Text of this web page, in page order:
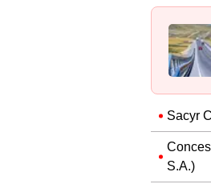
Sacyr
S.A.)